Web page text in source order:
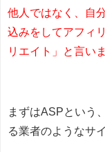
他人ではなく、自
込みをしてアフィ
リエイト」と言いま
まずはASPという
る業者のようなサ